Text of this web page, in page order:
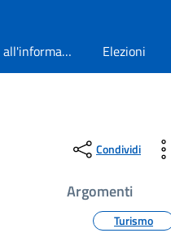
Accesso all'informazione Elezioni
Condividi
Argomenti
Turismo